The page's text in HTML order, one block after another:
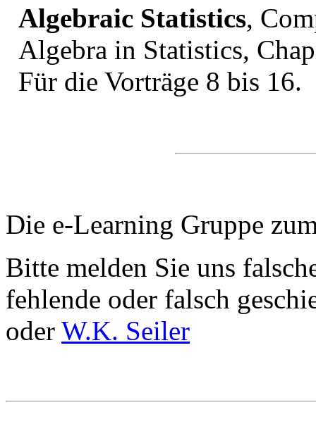
Algebraic Statistics,
Algebra in Statistics,
Für die Vorträge 8 bis 16.
Die e-Learning Gruppe
Bitte melden Sie uns
fehlende oder falsch
oder W.K. Seiler